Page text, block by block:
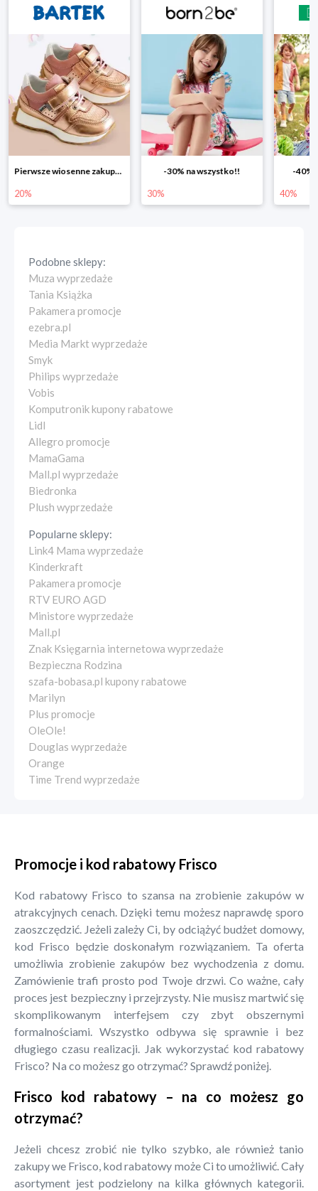
Pierwsze wiosenne zakupy -20%
20%
-30% na wszystko!!
30%
-40%
40%
Podobne sklepy:
Muza wyprzedaże
Tania Książka
Pakamera promocje
ezebra.pl
Media Markt wyprzedaże
Smyk
Philips wyprzedaże
Vobis
Komputronik kupony rabatowe
Lidl
Allegro promocje
MamaGama
Mall.pl wyprzedaże
Biedronka
Plush wyprzedaże
Popularne sklepy:
Link4 Mama wyprzedaże
Kinderkraft
Pakamera promocje
RTV EURO AGD
Ministore wyprzedaże
Mall.pl
Znak Księgarnia internetowa wyprzedaże
Bezpieczna Rodzina
szafa-bobasa.pl kupony rabatowe
Marilyn
Plus promocje
OleOle!
Douglas wyprzedaże
Orange
Time Trend wyprzedaże
Promocje i kod rabatowy Frisco
Kod rabatowy Frisco to szansa na zrobienie zakupów w
atrakcyjnych cenach. Dzięki temu możesz naprawdę sporo
zaoszczędzić. Jeżeli zależy Ci, by odciążyć budżet domowy,
kod Frisco będzie doskonałym rozwiązaniem. Ta oferta
umożliwia zrobienie zakupów bez wychodzenia z domu.
Zamówienie trafi prosto pod Twoje drzwi. Co ważne, cały
proces jest bezpieczny i przejrzysty. Nie musisz martwić się
skomplikowanym interfejsem czy zbyt obszernymi
formalnościami. Wszystko odbywa się sprawnie i bez
długiego czasu realizacji. Jak wykorzystać kod rabatowy
Frisco? Na co możesz go otrzymać? Sprawdź poniżej.
Frisco kod rabatowy – na co możesz go
otrzymać?
Jeżeli chcesz zrobić nie tylko szybko, ale również tanio
zakupy we Frisco, kod rabatowy może Ci to umożliwić. Cały
asortyment jest podzielony na kilka głównych kategorii.